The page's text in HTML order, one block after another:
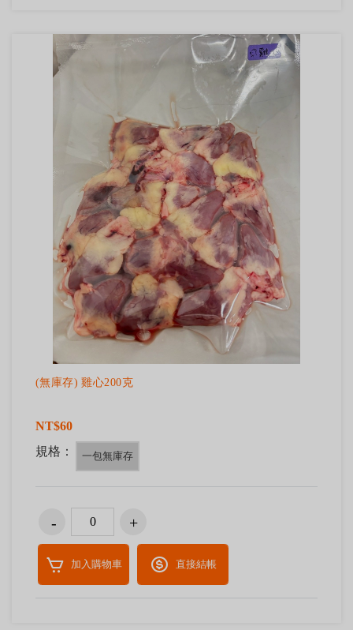
(無庫存) 雞心200克
NT$60
規格：
一包無庫存
加入購物車 直接結帳